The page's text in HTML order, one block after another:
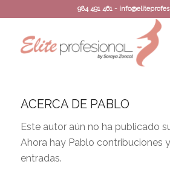
984 491 461 -
ACERCA DE PABLO
Este autor aún no ha publicado
Ahora hay Pablo contribuciones
entradas.